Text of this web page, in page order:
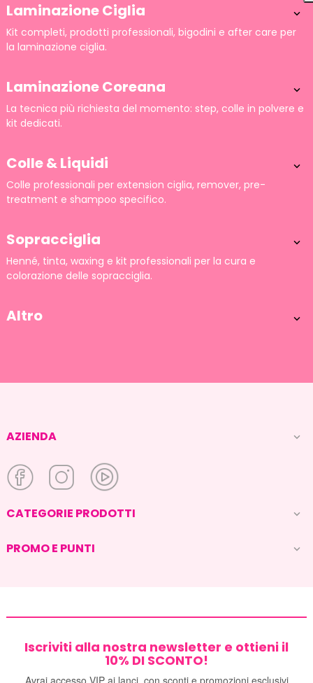
Laminazione Ciglia 
Kit completi, prodotti professionali, bigodini e after care per
la laminazione ciglia.
Laminazione Coreana 
La tecnica più richiesta del momento: step, colle in polvere e
kit dedicati.
Colle & Liquidi 
Colle professionali per extension ciglia, remover, pre-
treatment e shampoo specifico.
Sopracciglia 
Henné, tinta, waxing e kit professionali per la cura e
colorazione delle sopracciglia.
Altro 
AZIENDA 
CATEGORIE PRODOTTI 
PROMO E PUNTI 
Iscriviti alla nostra newsletter e ottieni il
10% DI SCONTO!
Avrai accesso VIP ai lanci, con sconti e promozioni esclusivi